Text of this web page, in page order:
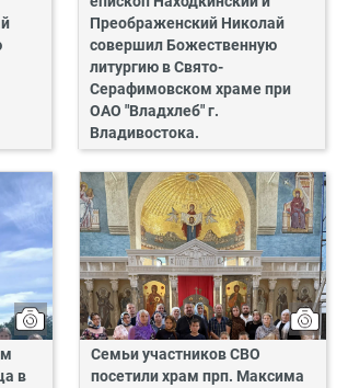
Преображенский Николай
совершил Божественную
литургию в Свято-
Серафимовском храме при
ОАО "Владхлеб" г.
Владивостока.
в
Семьи участников СВО
посетили храм прп. Максима